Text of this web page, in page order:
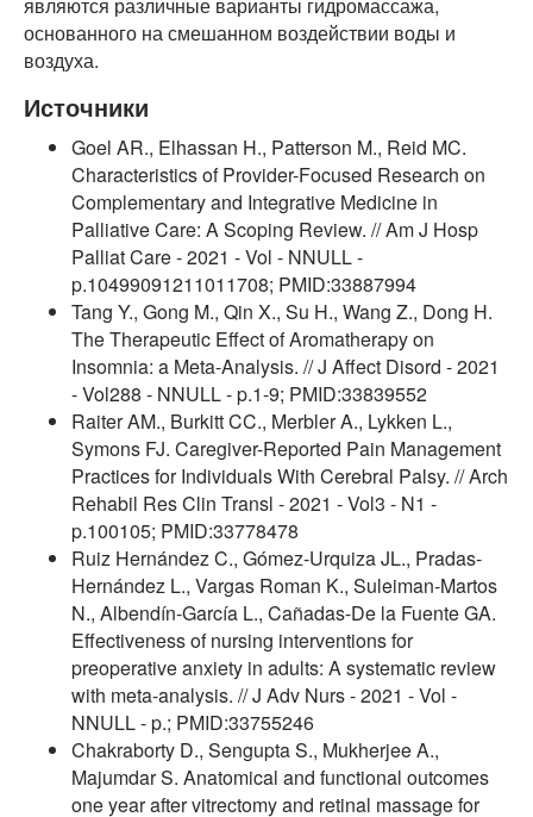
являются различные варианты гидромассажа,
основанного на смешанном воздействии воды и
воздуха.
Источники
Goel AR., Elhassan H., Patterson M., Reid MC.
Characteristics of Provider-Focused Research on
Complementary and Integrative Medicine in
Palliative Care: A Scoping Review. // Am J Hosp
Palliat Care - 2021 - Vol - NNULL -
p.10499091211011708; PMID:33887994
Tang Y., Gong M., Qin X., Su H., Wang Z., Dong H.
The Therapeutic Effect of Aromatherapy on
Insomnia: a Meta-Analysis. // J Affect Disord - 2021
- Vol288 - NNULL - p.1-9; PMID:33839552
Raiter AM., Burkitt CC., Merbler A., Lykken L.,
Symons FJ. Caregiver-Reported Pain Management
Practices for Individuals With Cerebral Palsy. // Arch
Rehabil Res Clin Transl - 2021 - Vol3 - N1 -
p.100105; PMID:33778478
Ruiz Hernández C., Gómez-Urquiza JL., Pradas-
Hernández L., Vargas Roman K., Suleiman-Martos
N., Albendín-García L., Cañadas-De la Fuente GA.
Effectiveness of nursing interventions for
preoperative anxiety in adults: A systematic review
with meta-analysis. // J Adv Nurs - 2021 - Vol -
NNULL - p.; PMID:33755246
Chakraborty D., Sengupta S., Mukherjee A.,
Majumdar S. Anatomical and functional outcomes
one year after vitrectomy and retinal massage for